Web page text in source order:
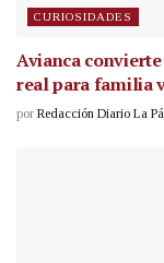
CURIOSIDADES
Avianca
real para familia
por Redacción Diario La